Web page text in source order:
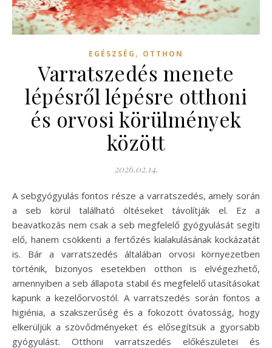
EGÉSZSÉG , OTTHON
Varratszedés menete
lépésről lépésre otthoni
és orvosi körülmények
között
2026.02.14.
A sebgyógyulás fontos része a varratszedés, amely során
a seb körül található öltéseket távolítják el. Ez a
beavatkozás nem csak a seb megfelelő gyógyulását segíti
elő, hanem csökkenti a fertőzés kialakulásának kockázatát
is. Bár a varratszedés általában orvosi környezetben
történik, bizonyos esetekben otthon is elvégezhető,
amennyiben a seb állapota stabil és megfelelő utasításokat
kapunk a kezelőorvostól. A varratszedés során fontos a
higiénia, a szakszerűség és a fokozott óvatosság, hogy
elkerüljük a szövődményeket és elősegítsük a gyorsabb
gyógyulást. Otthoni varratszedés előkészületei és